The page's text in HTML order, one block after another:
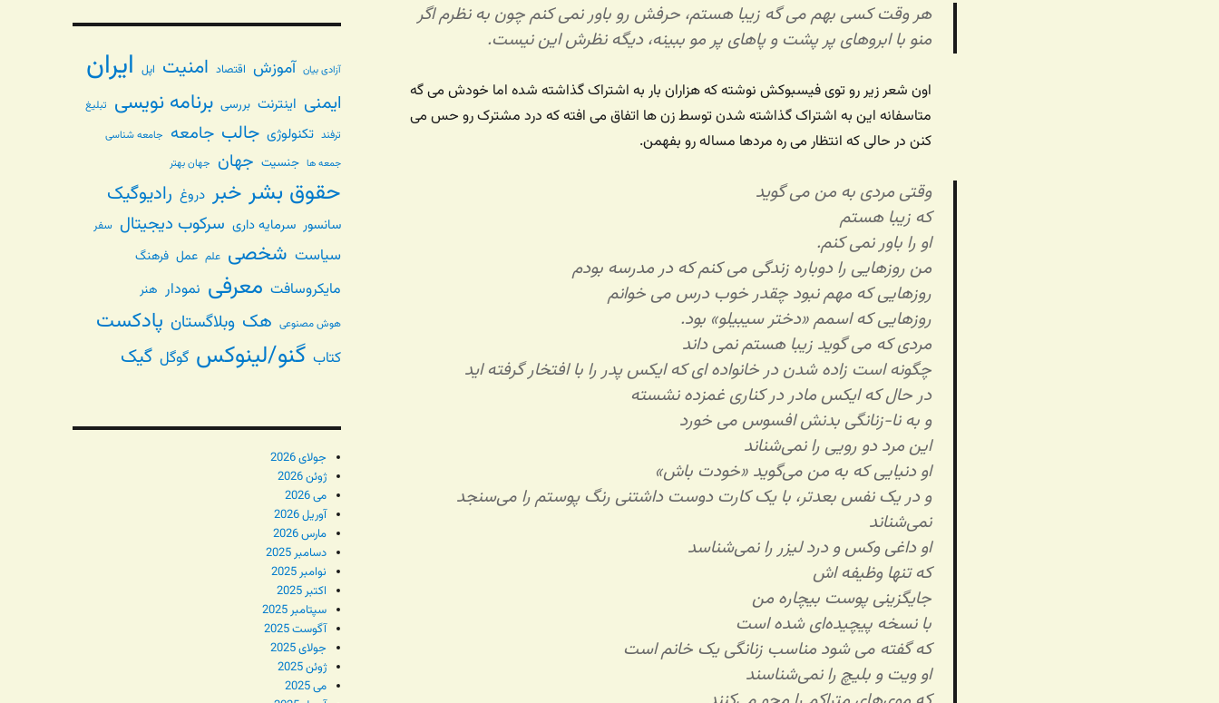
هر وقت کسی بهم می گه زیبا هستم، حرفش رو باور نمی کنم چون به نظرم اگر
منو با ابروهای پر پشت و پاهای پر مو ببینه، دیگه نظرش این نیست.
اون شعر زیر رو توی فیسبوکش نوشته که هزاران بار به اشتراک گذاشته شده اما خودش می گه
متاسفانه این به اشتراک گذاشته شدن توسط زن ها اتفاق می افته که درد مشترک رو حس می
کنن در حالی که انتظار می ره مردها مساله رو بفهمن.
وقتی مردی به من می گوید
که زیبا هستم
او را باور نمی کنم.
من روزهایی را دوباره زندگی می کنم که در مدرسه بودم
روزهایی که مهم نبود چقدر خوب درس می خوانم
روزهایی که اسمم «دختر سیبیلو» بود.
مردی که می گوید زیبا هستم نمی داند
چگونه است زاده شدن در خانواده ای که ایکس پدر را با افتخار گرفته اید
در حال که ایکس مادر در کناری غمزده نشسته
و به نا-زنانگی بدنش افسوس می خورد
این مرد دو رویی را نمی‌شناند
او دنیایی که به من می‌گوید «خودت باش»
و در یک نفس بعدتر، با یک کارت دوست داشتنی رنگ پوستم را می‌سنجد
نمی‌شناند
او داغی وکس و درد لیزر را نمی‌شناسد
که تنها وظیفه اش
جایگزینی پوست بیچاره من
با نسخه پیچیده‌ای شده است
که گفته می شود مناسب زنانگی یک خانم است
او ویت و بلیچ را نمی‌شناسند
آزادی بیان آموزش اقتصاد امنیت اپل ایران
ایمنی اینترنت بررسی برنامه نویسی تبلیغ
ترفند تکنولوژی جالب جامعه جامعه شناسی
جمعه ها جنسیت جهان جهان بهتر
حقوق بشر خبر دروغ رادیوگیک
سانسور سرمایه داری سرکوب دیجیتال سفر
سیاست شخصی علم عمل فرهنگ
مایکروسافت معرفی نمودار هنر
هوش مصنوعی هک وبلاگستان پادکست
کتاب گنو/لینوکس گوگل گیک
جولای 2026
ژوئن 2026
می 2026
آوریل 2026
مارس 2026
دسامبر 2025
نوامبر 2025
اکتبر 2025
سپتامبر 2025
آگوست 2025
جولای 2025
ژوئن 2025
می 2025